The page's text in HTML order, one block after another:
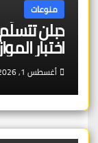
منوعات
دبلن
اختبار
أغسطس 1, 2026